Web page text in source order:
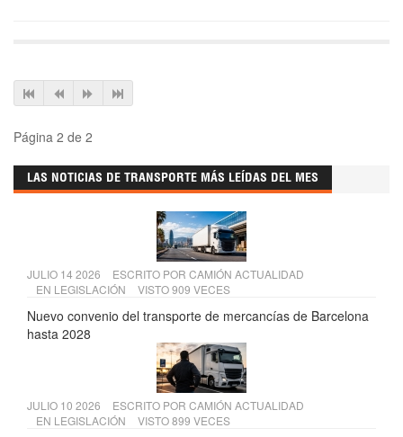
Página 2 de 2
LAS NOTICIAS DE TRANSPORTE MÁS LEÍDAS DEL MES
JULIO 14 2026 ESCRITO POR CAMIÓN ACTUALIDAD
EN LEGISLACIÓN VISTO 909 VECES
Nuevo convenio del transporte de mercancías de Barcelona
hasta 2028
JULIO 10 2026 ESCRITO POR CAMIÓN ACTUALIDAD
EN LEGISLACIÓN VISTO 899 VECES